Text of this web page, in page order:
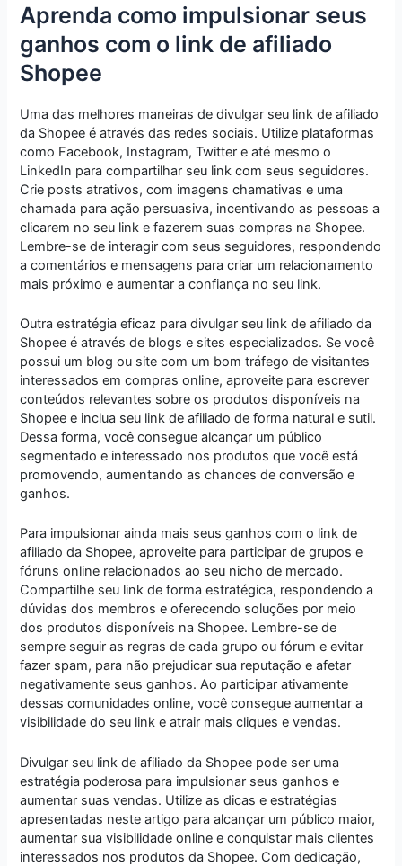
Aprenda como impulsionar seus
ganhos com o link de afiliado
Shopee
Uma das melhores maneiras de divulgar seu link de afiliado
da Shopee é através das redes sociais. Utilize plataformas
como Facebook, Instagram, Twitter e até mesmo o
LinkedIn para compartilhar seu link com seus seguidores.
Crie posts atrativos, com imagens chamativas e uma
chamada para ação persuasiva, incentivando as pessoas a
clicarem no seu link e fazerem suas compras na Shopee.
Lembre-se de interagir com seus seguidores, respondendo
a comentários e mensagens para criar um relacionamento
mais próximo e aumentar a confiança no seu link.
Outra estratégia eficaz para divulgar seu link de afiliado da
Shopee é através de blogs e sites especializados. Se você
possui um blog ou site com um bom tráfego de visitantes
interessados em compras online, aproveite para escrever
conteúdos relevantes sobre os produtos disponíveis na
Shopee e inclua seu link de afiliado de forma natural e sutil.
Dessa forma, você consegue alcançar um público
segmentado e interessado nos produtos que você está
promovendo, aumentando as chances de conversão e
ganhos.
Para impulsionar ainda mais seus ganhos com o link de
afiliado da Shopee, aproveite para participar de grupos e
fóruns online relacionados ao seu nicho de mercado.
Compartilhe seu link de forma estratégica, respondendo a
dúvidas dos membros e oferecendo soluções por meio
dos produtos disponíveis na Shopee. Lembre-se de
sempre seguir as regras de cada grupo ou fórum e evitar
fazer spam, para não prejudicar sua reputação e afetar
negativamente seus ganhos. Ao participar ativamente
dessas comunidades online, você consegue aumentar a
visibilidade do seu link e atrair mais cliques e vendas.
Divulgar seu link de afiliado da Shopee pode ser uma
estratégia poderosa para impulsionar seus ganhos e
aumentar suas vendas. Utilize as dicas e estratégias
apresentadas neste artigo para alcançar um público maior,
aumentar sua visibilidade online e conquistar mais clientes
interessados nos produtos da Shopee. Com dedicação,